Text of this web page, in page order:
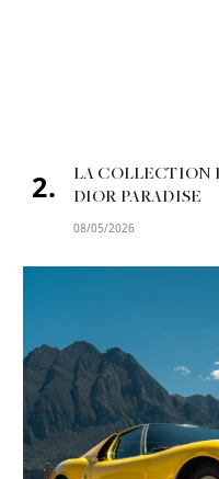
LA COLLECTION
DIOR PARADISE
08/05/2026